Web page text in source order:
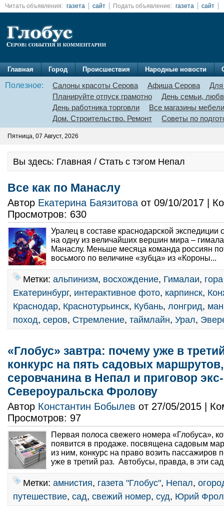
Читать объявления: газета сайт Подать объявление: газета сайт
Главная Город Происшествия Народные новости
Полезное: Салоны красоты Серова Афиша Серова
Для
Планируйте отпуск грамотно
День семьи,
День работника торговли
Все магазины мебели
Дом. Строительство. Ремонт
Советы по
Пятница, 07 Август, 2026
Вы здесь: Главная / Стать с тэгом Непал
Все как по Манаслу
Автор Екатерина Баязитова от 09/10/2017 |
Просмотров: 630
Уралец в составе краснодарской
на одну из величайших вершин мира –
Манаслу. Меньше месяца команда россиян
восьмого по величине «зубца» из «Короны...
Метки: альпинизм, восхождение, Гималаи,
Екатеринбург, интерактивное фото, карпинск,
Краснодар, Краснотурьинск, Кубань, лонгрид,
поход, серов, Стремление, таймлайн, Урал,
«Глобус» завтра: почему уже в
конкурс на пять садовых
серовчанина в Непал и приговор
Североуральска Фролову
Автор Константин Бобылев от 27/05/2015 |
Просмотров: 97
Первая полоса свежего номера «Глобуса»,
появится в продаже. посвящена садовым
из ним, конкурс на право возить пассажиров
уже в третий раз. Автобусы, правда, в эти
Метки: амнистия, газета "Глобус", Непал,
путешествие, сад, свежий номер, суд, Юрий